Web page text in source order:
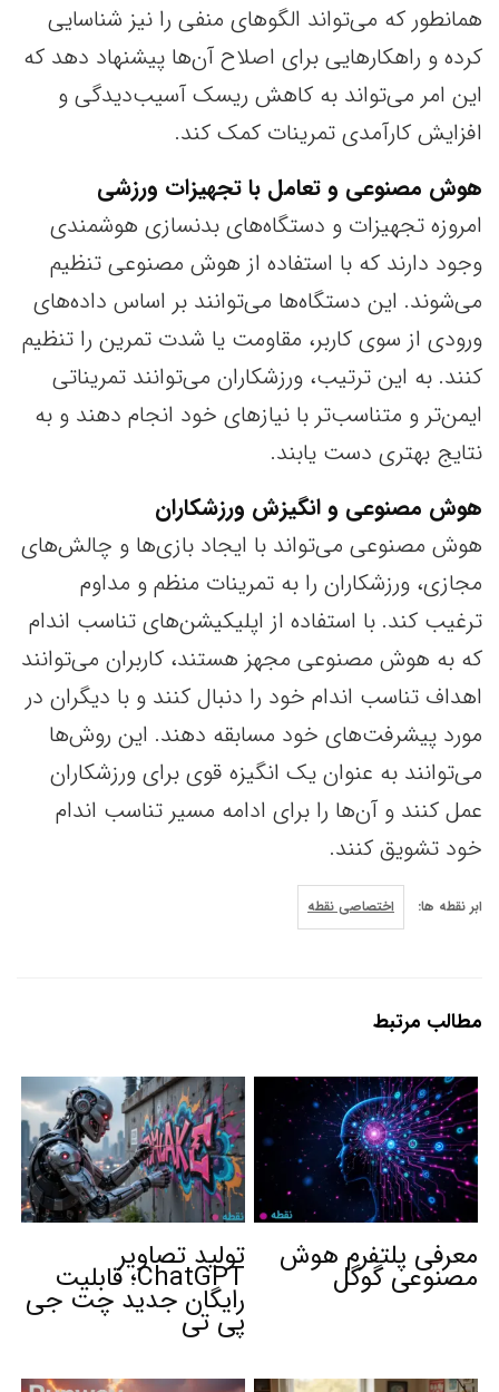
همانطور که می‌تواند الگوهای منفی را نیز شناسایی
کرده و راهکارهایی برای اصلاح آن‌ها پیشنهاد دهد که
این امر می‌تواند به کاهش ریسک آسیب‌دیدگی و
افزایش کارآمدی تمرینات کمک کند.
هوش مصنوعی و تعامل با تجهیزات ورزشی
امروزه تجهیزات و دستگاه‌های بدنسازی هوشمندی
وجود دارند که با استفاده از هوش مصنوعی تنظیم
می‌شوند. این دستگاه‌ها می‌توانند بر اساس داده‌های
ورودی از سوی کاربر، مقاومت یا شدت تمرین را تنظیم
کنند. به این ترتیب، ورزشکاران می‌توانند تمریناتی
ایمن‌تر و متناسب‌تر با نیازهای خود انجام دهند و به
نتایج بهتری دست یابند.
هوش مصنوعی و انگیزش ورزشکاران
هوش مصنوعی می‌تواند با ایجاد بازی‌ها و چالش‌های
مجازی، ورزشکاران را به تمرینات منظم و مداوم
ترغیب کند. با استفاده از اپلیکیشن‌های تناسب اندام
که به هوش مصنوعی مجهز هستند، کاربران می‌توانند
اهداف تناسب اندام خود را دنبال کنند و با دیگران در
مورد پیشرفت‌های خود مسابقه دهند. این روش‌ها
می‌توانند به عنوان یک انگیزه قوی برای ورزشکاران
عمل کنند و آن‌ها را برای ادامه مسیر تناسب اندام
خود تشویق کنند.
ابر نقطه ها: اختصاصی نقطه
مطالب مرتبط
معرفی پلتفرم هوش
مصنوعی گوگل
تولید تصاویر
ChatGPT؛ قابلیت
رایگان جدید چت جی
پی تی